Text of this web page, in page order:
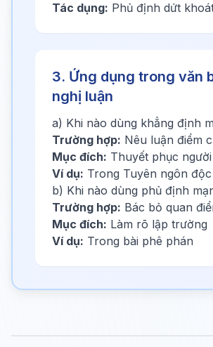
Tác dụng: Phủ định dứt
3. Ứng dụng trong văn
nghị luận
a) Khi nào dùng khẳng định
Trường hợp: Nêu luận điểm
Mục đích: Thuyết phục
Ví dụ: Trong Tuyên ngôn
b) Khi nào dùng phủ định
Trường hợp: Bác bỏ quan
Mục đích: Làm rõ lập trường
Ví dụ: Trong bài phê phán